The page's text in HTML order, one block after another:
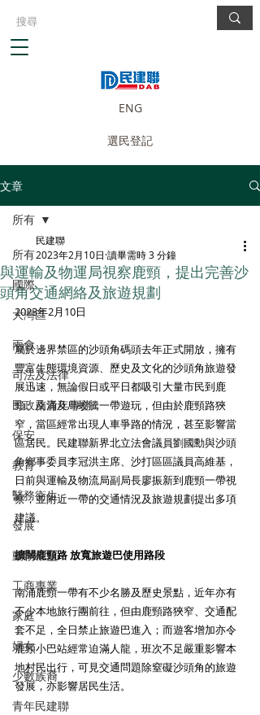
ENG
選民登記
文章
所有
國際
大灣區
兩會
司法及法律
民政及青年事務
保安
教育
醫務衛生
發展
動物權益
工商專業
家庭
婦女
少數族裔
青年民建聯
所有
與運輸及物運局視察鹿頸，提出完善沙
頭角交通網絡及旅遊規劃
民建聯
2023年2月10日 讀畢需時 3 分鐘
2023年2月10日
屬於邊界禁區的沙頭角碼頭去年正式開放，擁有
豐富生態環境資源、歷史及文化的沙頭角旅遊發
展迅速，無論假日或平日都吸引大量市民到鹿
頸、南涌及烏蛟騰一帶遊玩，但由於鹿頸路狹
窄，當區經常出現人車爭路的情況，甚至影響當
區居民。民建聯新界北立法會議員劉國勳與沙頭
角鄉事委員李冠洪主席、沙打區區議員高維基，
日前與運輸及物流局副局長廖振新到鹿頸一帶視
察，並附近一帶的交通情況及旅遊規劃提出多項
建議。
擴闊鹿頸路 放寬旅遊巴使用路段
南涌鹿頸一帶有不少名勝及歷史景點，近年亦有
不少本地旅行團前往，但由鹿頸路狹窄、交通配
套不足，全日禁止旅遊巴進入；而遊客增加亦令
鹿頸小巴站經常迫滿人龍，班次不足嚴重影響本
地村民出行，可見交通問題除窒礙沙頭角的旅遊
發展，亦影響居民生活。